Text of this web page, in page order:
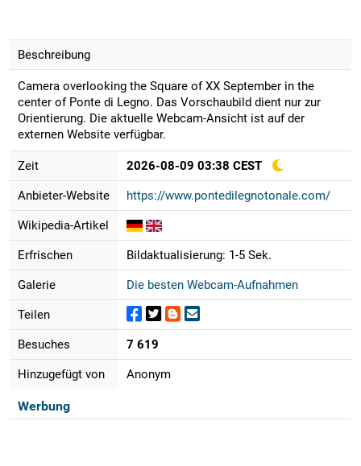
Beschreibung
Camera overlooking the Square of XX September in the
center of Ponte di Legno. Das Vorschaubild dient nur zur
Orientierung. Die aktuelle Webcam-Ansicht ist auf der
externen Website verfügbar.
Zeit 2026-08-09 03:38 CEST
Anbieter-Website https://www.pontedilegnotonale.com/
Wikipedia-Artikel
Erfrischen Bildaktualisierung: 1-5 Sek.
Galerie Die besten Webcam-Aufnahmen
Teilen
Besuches 7 619
Hinzugefügt von Anonym
Werbung